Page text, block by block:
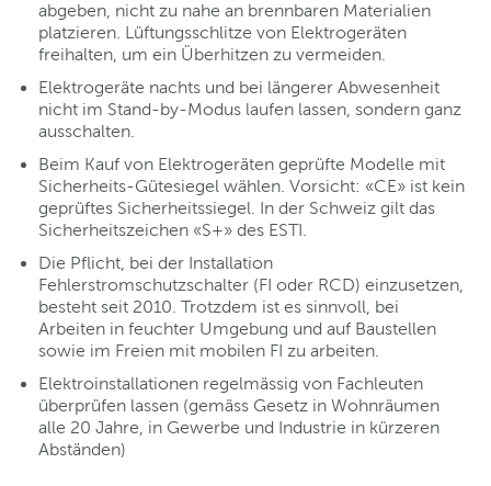
abgeben, nicht zu nahe an brennbaren Materialien
platzieren. Lüftungsschlitze von Elektrogeräten
freihalten, um ein Überhitzen zu vermeiden.
Elektrogeräte nachts und bei längerer Abwesenheit
nicht im Stand-by-Modus laufen lassen, sondern ganz
ausschalten.
Beim Kauf von Elektrogeräten geprüfte Modelle mit
Sicherheits-Gütesiegel wählen. Vorsicht: «CE» ist kein
geprüftes Sicherheitssiegel. In der Schweiz gilt das
Sicherheitszeichen «S+» des ESTI.
Die Pflicht, bei der Installation
Fehlerstromschutzschalter (FI oder RCD) einzusetzen,
besteht seit 2010. Trotzdem ist es sinnvoll, bei
Arbeiten in feuchter Umgebung und auf Baustellen
sowie im Freien mit mobilen FI zu arbeiten.
Elektroinstallationen regelmässig von Fachleuten
überprüfen lassen (gemäss Gesetz in Wohnräumen
alle 20 Jahre, in Gewerbe und Industrie in kürzeren
Abständen)